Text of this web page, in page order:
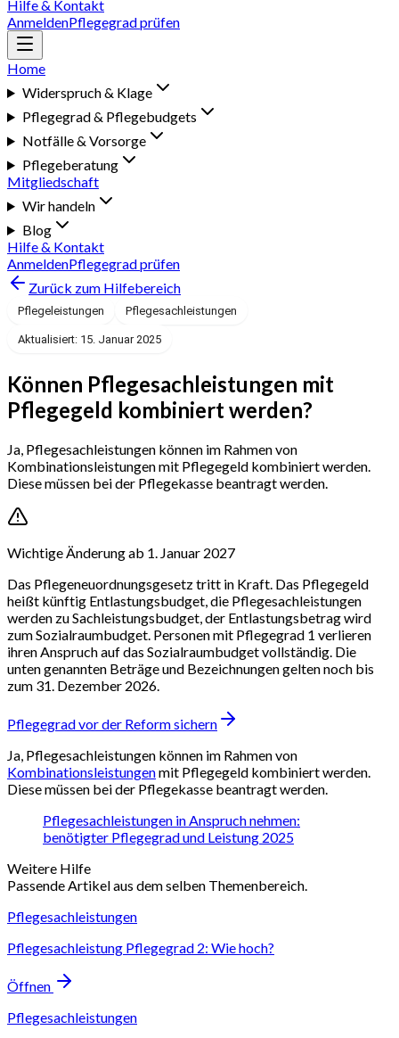
Hilfe & Kontakt
AnmeldenPflegegrad prüfen
Home
Widerspruch & Klage
Pflegegrad & Pflegebudgets
Notfälle & Vorsorge
Pflegeberatung
Mitgliedschaft
Wir handeln
Blog
Hilfe & Kontakt
AnmeldenPflegegrad prüfen
Zurück zum Hilfebereich
Pflegeleistungen Pflegesachleistungen
Aktualisiert: 15. Januar 2025
Können Pflegesachleistungen mit
Pflegegeld kombiniert werden?
Ja, Pflegesachleistungen können im Rahmen von
Kombinationsleistungen mit Pflegegeld kombiniert werden.
Diese müssen bei der Pflegekasse beantragt werden.
Wichtige Änderung ab 1. Januar 2027
Das Pflegeneuordnungsgesetz tritt in Kraft. Das Pflegegeld
heißt künftig Entlastungsbudget, die Pflegesachleistungen
werden zu Sachleistungsbudget, der Entlastungsbetrag wird
zum Sozialraumbudget. Personen mit Pflegegrad 1 verlieren
ihren Anspruch auf das Sozialraumbudget vollständig. Die
unten genannten Beträge und Bezeichnungen gelten noch bis
zum 31. Dezember 2026.
Pflegegrad vor der Reform sichern
Ja, Pflegesachleistungen können im Rahmen von
Kombinationsleistungenmit Pflegegeld kombiniert werden.
Diese müssen bei der Pflegekasse beantragt werden.
Pflegesachleistungen in Anspruch nehmen:
benötigter Pflegegrad und Leistung 2025
Weitere Hilfe
Passende Artikel aus dem selben Themenbereich.
Pflegesachleistungen
Pflegesachleistung Pflegegrad 2: Wie hoch?
Öffnen
Pflegesachleistungen